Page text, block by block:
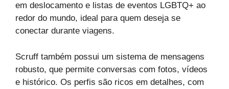
em deslocamento e listas de eventos LGBTQ+ ao
redor do mundo, ideal para quem deseja se
conectar durante viagens.
Scruff também possui um sistema de mensagens
robusto, que permite conversas com fotos, vídeos
e histórico. Os perfis são ricos em detalhes, com